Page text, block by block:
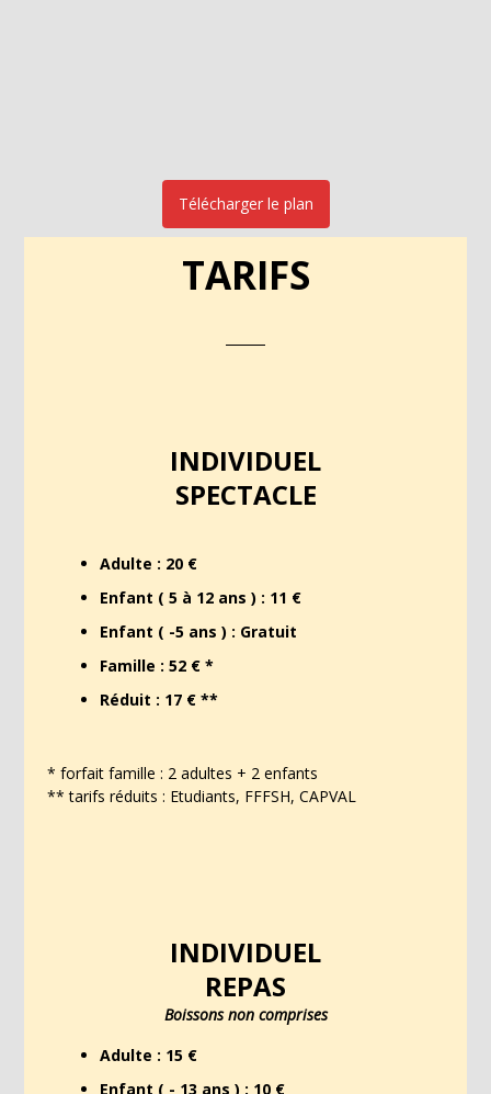
Télécharger le plan
TARIFS
INDIVIDUEL
SPECTACLE
Adulte : 20 €
Enfant ( 5 à 12 ans ) : 11 €
Enfant ( -5 ans ) : Gratuit
Famille : 52 € *
Réduit : 17 € **
* forfait famille : 2 adultes + 2 enfants
** tarifs réduits : Etudiants, FFFSH, CAPVAL
INDIVIDUEL
REPAS
Boissons non comprises
Adulte : 15 €
Enfant ( - 13 ans ) : 10 €